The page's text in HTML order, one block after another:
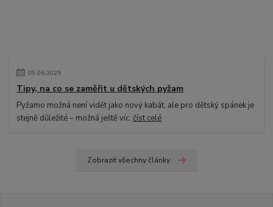
09.06.2025
Tipy, na co se zaměřit u dětských pyžam
Pyžamo možná není vidět jako nový kabát, ale pro dětský spánek je
stejně důležité – možná ještě víc.číst celé
Zobrazit všechny články